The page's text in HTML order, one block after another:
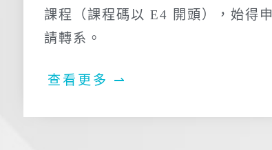
課程（課程碼以 E4 開頭），始得申
請轉系。
查看更多 ⇀